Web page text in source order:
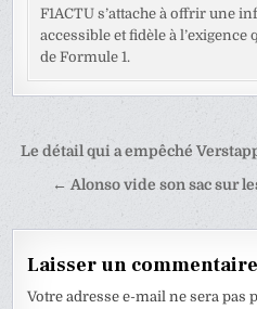
F1ACTU s’attache à offrir une
accessible et fidèle à l’exigence
de Formule 1.
Navigation
Le détail qui a empêché
← Alonso vide son sac sur
Laisser un commentaire
Votre adresse e-mail ne sera pas